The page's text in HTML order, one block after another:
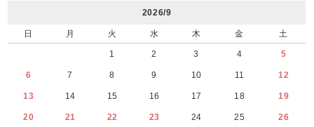
2026/9
日 月 火 水 木 金 土
1 2 3 4 5
6 7 8 9 10 11 12
13 14 15 16 17 18 19
20 21 22 23 24 25 26